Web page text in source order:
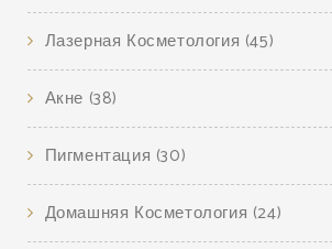
Лазерная Косметология (45)
Акне (38)
Пигментация (30)
Домашняя Косметология (24)